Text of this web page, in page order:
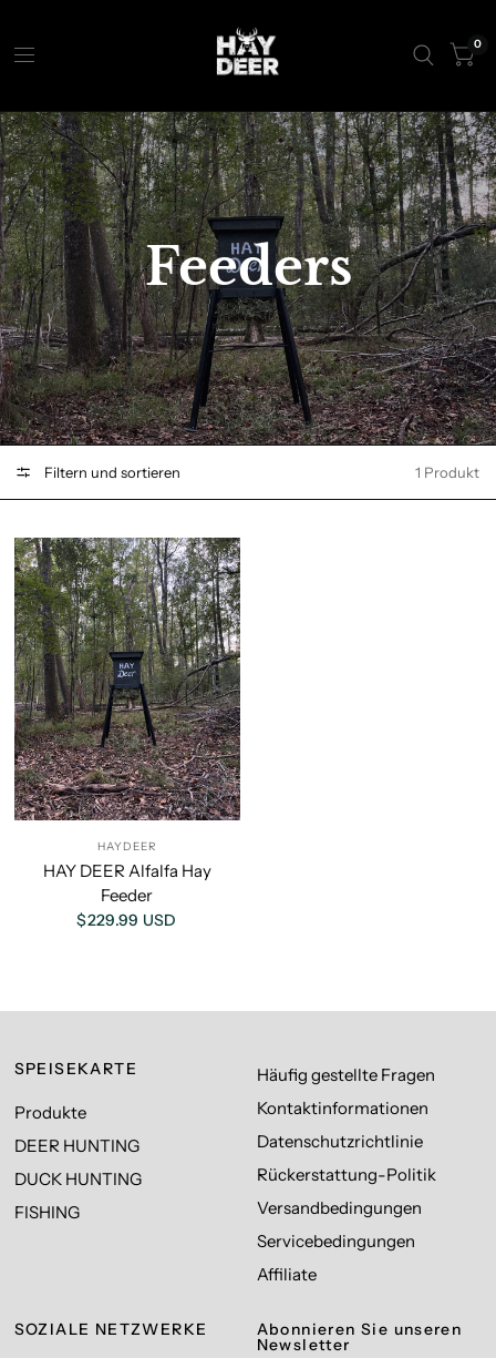
0
Feeders
Filtern und sortieren 1 Produkt
HAYDEER
HAY DEER Alfalfa Hay
Feeder
$229.99 USD
SPEISEKARTE
Produkte
DEER HUNTING
DUCK HUNTING
FISHING
Häufig gestellte Fragen
Kontaktinformationen
Datenschutzrichtlinie
Rückerstattung-Politik
Versandbedingungen
Servicebedingungen
Affiliate
SOZIALE NETZWERKE Abonnieren Sie unseren
Newsletter